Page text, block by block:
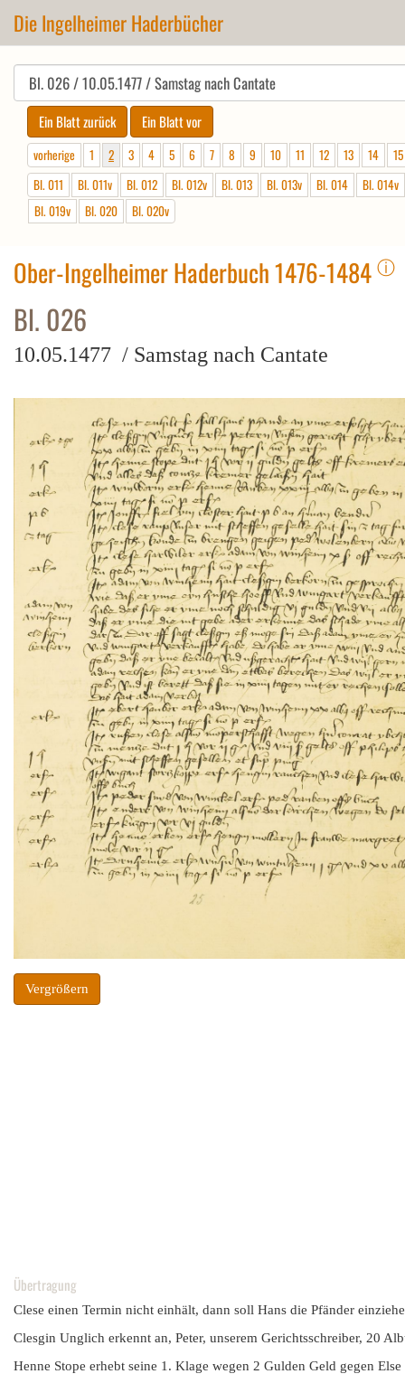
Die Ingelheimer Haderbücher
vorherige 1 2 3 4 5 6 7 8 9 10 11 12 13 14
15
Bl. 011
Bl. 011v Bl. 012 Bl. 012v Bl. 013 Bl. 013v Bl. 014
Bl. 014v
Bl. 019v
Bl. 020 Bl. 020v
Ober-Ingelheimer Haderbuch 1476-1484 ⓘ
Bl. 026
10.05.1477 / Samstag nach Cantate
Vergrößern
Übertragung
Clese einen Termin nicht einhält, dann soll Hans die Pfänder
Clesgin Unglich erkennt an, Peter, unserem Gerichtsschreiber, 20
Henne Stope erhebt seine 1. Klage wegen 2 Gulden Geld gegen